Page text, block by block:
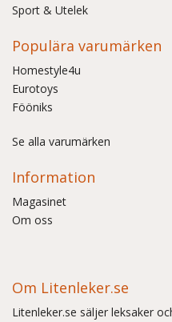
Sport & Utelek
Populära varumärken
Homestyle4u
Eurotoys
Fööniks
Se alla varumärken
Information
Magasinet
Om oss
Om Litenleker.se
Litenleker.se säljer leksaker